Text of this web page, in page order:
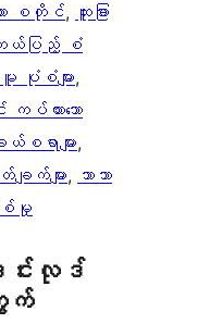
စတိုင်, ထူးခြား
ယ်ပြည့် စံ
မူ ပုံစံများ
ပ်ထားသော
စရာများ
က်များ, ဘာသာ
မှု
င်းလုဒ်
က်